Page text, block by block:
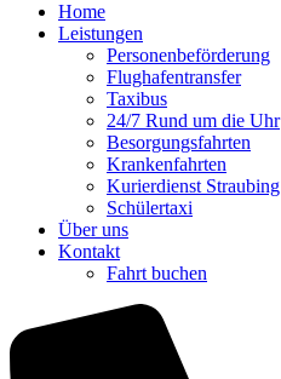
Home
Leistungen
Personenbeförderung
Flughafentransfer
Taxibus
24/7 Rund um die Uhr
Besorgungsfahrten
Krankenfahrten
Kurierdienst Straubing
Schülertaxi
Über uns
Kontakt
Fahrt buchen